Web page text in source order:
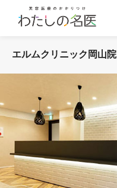
エルムクリニック岡山院